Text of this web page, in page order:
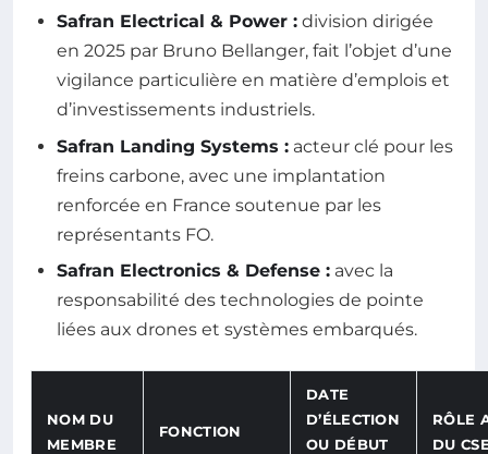
Safran Electrical & Power : division dirigée
en 2025 par Bruno Bellanger, fait l’objet d’une
vigilance particulière en matière d’emplois et
d’investissements industriels.
Safran Landing Systems : acteur clé pour les
freins carbone, avec une implantation
renforcée en France soutenue par les
représentants FO.
Safran Electronics & Defense : avec la
responsabilité des technologies de pointe
liées aux drones et systèmes embarqués.
NOM DU
MEMBRE
FONCTION
DATE
D’ÉLECTION
OU DÉBUT
RÔLE
DU